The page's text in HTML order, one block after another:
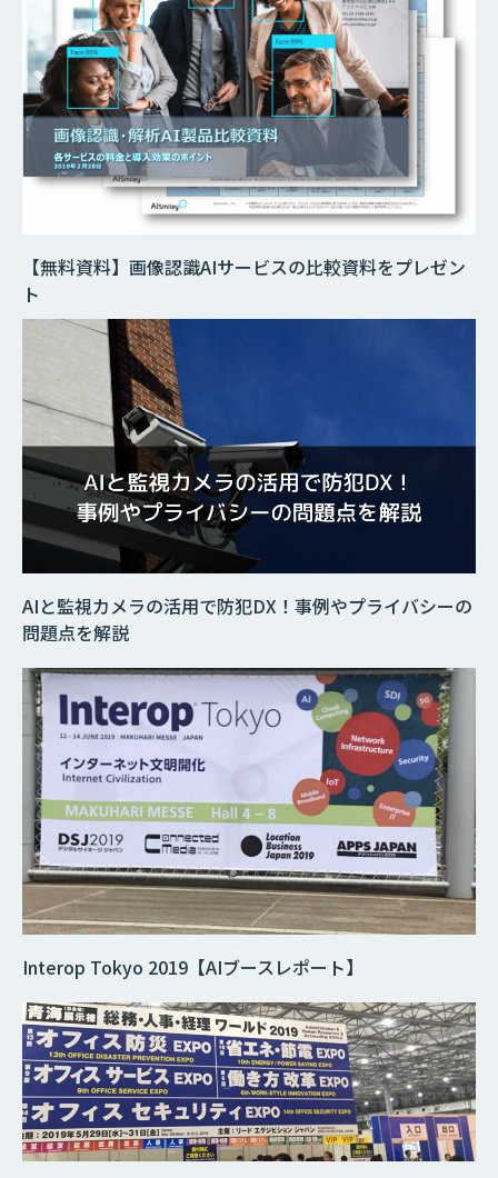
AIと監視カメラの活用で防犯DX！事例やプライバシーの
問題点を解説
【無料資料】画像認識AIサービスの比較資料をプレゼン
ト
Interop Tokyo 2019【AIブースレポート】